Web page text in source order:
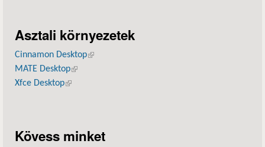
Asztali környezetek
Cinnamon Desktop(külső hivatkozás)
MATE Desktop(külső hivatkozás)
Xfce Desktop(külső hivatkozás)
Kövess minket